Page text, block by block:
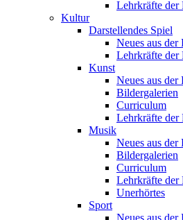
Lehrkräfte der
Kultur
Darstellendes Spiel
Neues aus der
Lehrkräfte der
Kunst
Neues aus der
Bildergalerien
Curriculum
Lehrkräfte der
Musik
Neues aus der
Bildergalerien
Curriculum
Lehrkräfte der
Unerhörtes
Sport